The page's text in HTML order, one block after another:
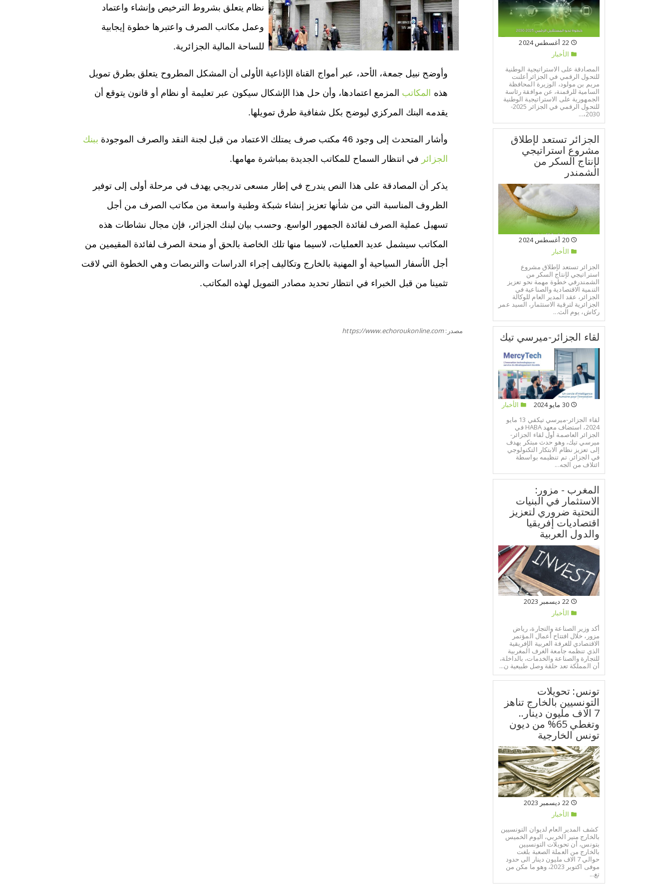
نظام يتعلق بشروط الترخيص وإنشاء واعتماد
وعمل مكاتب الصرف واعتبرها خطوة إيجابية
للساحة المالية الجزائرية.
وأوضح نبيل جمعة، الأحد، عبر أمواج القناة الإذاعية الأولى أن المشكل المطروح يتعلق بطرق تمويل
هذه
المكاتب المزمع اعتمادها، وأن حل هذا الإشكال سيكون عبر تعليمة أو نظام أو قانون يتوقع أن
يقدمه البنك المركزي ليوضح بكل شفافية طرق تمويلها.
وأشار المتحدث إلى وجود 46 مكتب صرف يمتلك الاعتماد من قبل لجنة النقد والصرف الموجودة
ببنك
الجزائر في انتظار السماح للمكاتب الجديدة بمباشرة مهامها.
يذكر أن المصادقة على هذا النص يندرج في إطار مسعى تدريجي يهدف في مرحلة أولى إلى توفير
الظروف المناسبة التي من شأنها تعزيز إنشاء شبكة وطنية واسعة من مكاتب الصرف من أجل
تسهيل عملية الصرف لفائدة الجمهور الواسع. وحسب بيان لبنك الجزائر، فإن مجال نشاطات هذه
المكاتب سيشمل عديد العمليات، لاسيما منها تلك الخاصة بالحق أو منحة الصرف لفائدة المقيمين من
أجل الأسفار السياحية أو المهنية بالخارج وتكاليف إجراء الدراسات والتربصات وهي الخطوة التي لاقت
تثمينا من قبل الخبراء في انتظار تحديد مصادر التمويل لهذه المكاتب.
مصدر:https://www.echoroukonline.com
22 أغسطس 2024
الأخبار
المصادقة على الاستراتيجية الوطنية
للتحول الرقمي في الجزائرأعلنت
مريم بن مولود، الوزيرة المحافظة
السامية للرقمنة، عن موافقة رئاسة
الجمهورية على الاستراتيجية الوطنية
للتحول الرقمي في الجزائر 2025-
2030،...
الجزائر تستعد لإطلاق
مشروع استراتيجي
لإنتاج السكر من
الشمندر
20 أغسطس 2024
الأخبار
الجزائر تستعد لإطلاق مشروع
استراتيجي لإنتاج السكر من
الشمندرفي خطوة مهمة نحو تعزيز
التنمية الاقتصادية والصناعية في
الجزائر، عقد المدير العام للوكالة
الجزائرية لترقية الاستثمار، السيد عمر
ركاش، يوم الث...
لقاء الجزائر-ميرسي تيك
30 مايو 2024
الأخبار
لقاء الجزائر-ميرسي تيكفي 13 مايو
2024، استضاف معهد HABA في
الجزائر العاصمة أول لقاء الجزائر-
ميرسي تيك، وهو حدث مبتكر يهدف
إلى تعزيز نظام الابتكار التكنولوجي
في الجزائر. تم تنظيمه بواسطة
ائتلاف من الجه...
المغرب - مزور:
الاستثمار في البنيات
التحتية ضروري لتعزيز
اقتصاديات إفريقيا
والدول العربية
22 ديسمبر 2023
الأخبار
أكد وزير الصناعة والتجارة، رياض
مزور، خلال افتتاح أعمال المؤتمر
الاقتصادي للغرفة العربية الإفريقية
الذي تنظمه جامعة الغرف المغربية
للتجارة والصناعة والخدمات، بالداخلة،
أن المملكة تعد حلقة وصل طبيعية ن...
تونس: تحويلات
التونسيين بالخارج تناهز
7 الاف مليون دينار..
وتغطي 65% من ديون
تونس الخارجية
22 ديسمبر 2023
الأخبار
كشف المدير العام لديوان التونسيين
بالخارج منير الخربي، اليوم الخميس
بتونس، أن تحويلات التونسيين
بالخارج من العملة الصعبة بلغت
حوالي 7 الاف مليون دينار الى حدود
موفى اكتوبر 2023، وهو ما مكن من
تغ...